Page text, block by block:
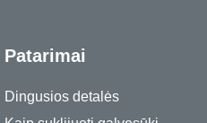
Patarimai
Dingusios detalės